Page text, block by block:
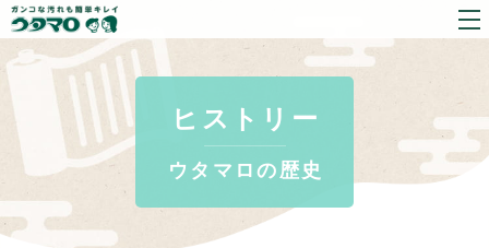
ヒストリー
ウタマロの歴史